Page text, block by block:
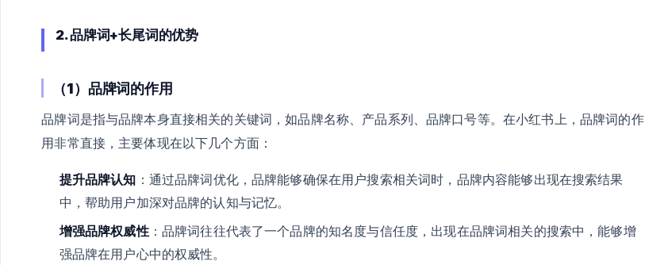
2. 品牌词+长尾词的优势
（1）品牌词的作用
品牌词是指与品牌本身直接相关的关键词，如品牌名称、产品系列、品牌口号等。在小红书上，品牌词的作
用非常直接，主要体现在以下几个方面：
提升品牌认知 ：通过品牌词优化，品牌能够确保在用户搜索相关词时，品牌内容能够出现在搜索结果
中，帮助用户加深对品牌的认知与记忆。
增强品牌权威性：品牌词往往代表了一个品牌的知名度与信任度，出现在品牌词相关的搜索中，能够增
强品牌在用户心中的权威性。